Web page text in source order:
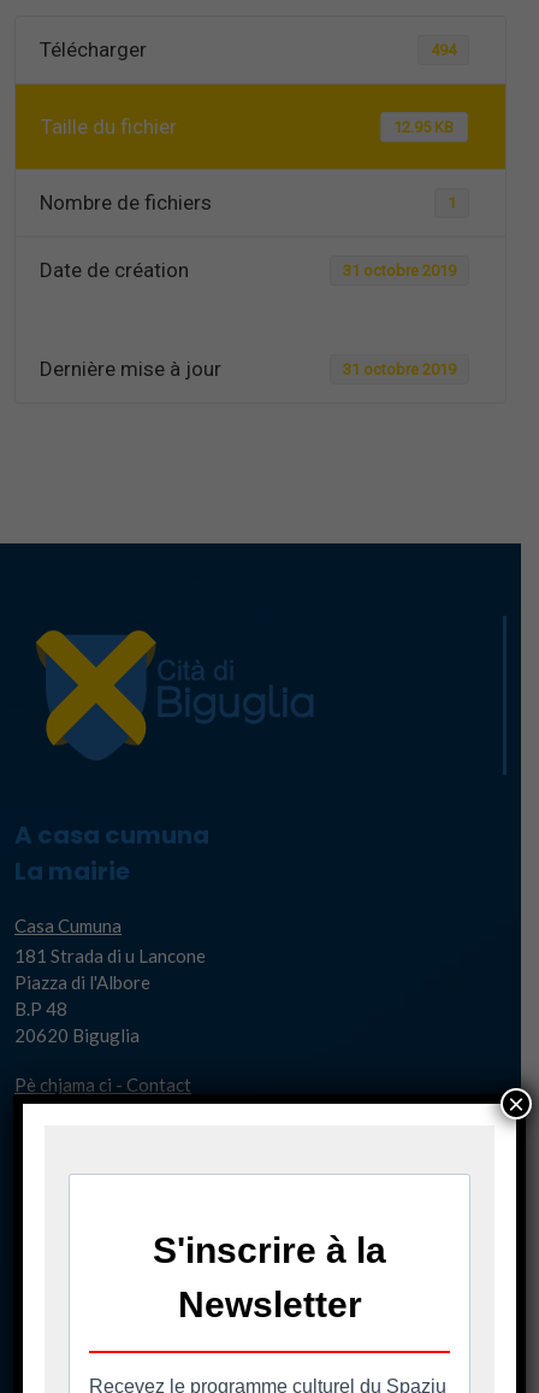
Télécharger 494
Taille du fichier 12.95 KB
Nombre de fichiers 1
Date de création 31 octobre 2019
Dernière mise à jour 31 octobre 2019
A casa cumuna
La mairie
Casa Cumuna
181 Strada di u Lancone
Piazza di l'Albore
B.P 48
20620 Biguglia
Pè chjama ci - Contact
×